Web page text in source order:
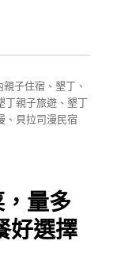
親子住宿 、 墾丁 、
丁親子旅遊 、 墾丁
、 貝拉司漫民宿
量多
好選擇